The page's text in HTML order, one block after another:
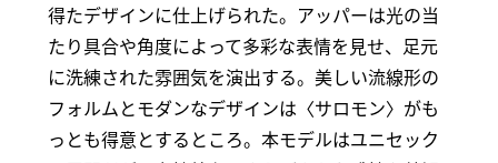
得たデザインに仕上げられた。アッパーは光の当
たり具合や角度によって多彩な表情を見せ、足元
に洗練された雰囲気を演出する。美しい流線形の
フォルムとモダンなデザインは〈サロモン〉がも
っとも得意とするところ。本モデルはユニセック